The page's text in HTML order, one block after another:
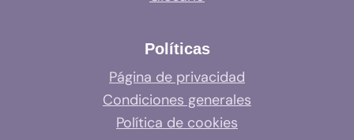
Políticas
Página de privacidad
Condiciones generales
Política de cookies